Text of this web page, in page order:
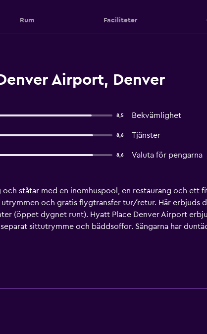
Rum Faciliteter
Airport, Denver
8,5 Bekvämlighet
8,6 Tjänster
8,6 Valuta för pengarna
ståtar med en inomhuspool, en restaurang och ett
och gratis flygtransfer tur/retur. Här erbjuds
(öppet dygnet runt). Hyatt Place Denver Airport
sittutrymme och bäddsoffor. Sängarna har
finns kylskåp och kaffe- och tebryggare.
i Aurora erbjuder sina gäster gratis wi-fi. Boendet